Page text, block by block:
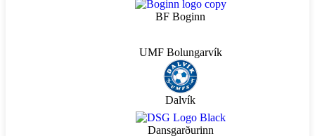
BF Boginn
UMF Bolungarvík
Dalvík
Dansgarðurinn